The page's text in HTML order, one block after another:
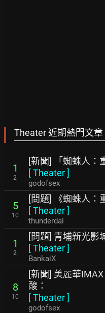
Theater 近期熱門文章
1
2
[新聞] 「蜘蛛人：
[Theater]
godofsex
5
10
[問題] 《蜘蛛人：
[Theater]
thunderdai
1
2
[問題] 青埔新光影
[Theater]
BankaiX
8
10
[新聞] 美麗華
酸：
[Theater]
godofsex